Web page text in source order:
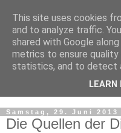
Samstag, 29. Juni 2013
Die Quellen der
This site uses cookies
and to analyze traffic.
shared with Google
metrics to ensure
statistics, and to detect
LEARN